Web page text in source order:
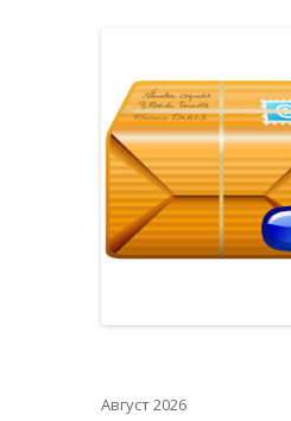
Август 2026